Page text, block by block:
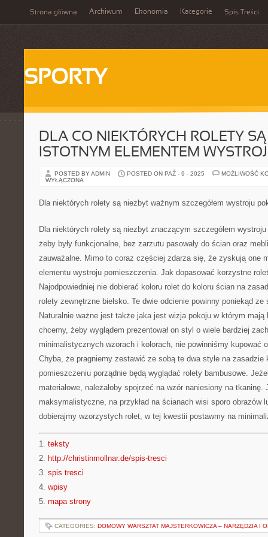
Strona główna Archiwum Ekonomia Kategorie Spis Treści
SPORTY
DLA CO NIEKTÓRYCH ROLETY
ISTOTNYM ELEMENTEM
POSTED BY ADMIN POSTED ON PAŹ - 9 - 2025
MOŻLIWOŚĆ
WYŁĄCZONA
Dla niektórych rolety są niezbyt ważnym szczegółem wystroju
Dla niektórych rolety są niezbyt znaczącym szczegółem
żeby były funkcjonalne, bez zarzutu pasowały do ścian oraz
zauważalne. Mimo to coraz częściej zdarza się, że zyskują one
elementu wystroju pomieszczenia. Jak dopasować korzystne
Najodpowiedniej nie dobierać koloru rolet do koloru ścian na
rolety zewnętrzne bielsko. Te dwie odcienie powinny poniekąd ze
Naturalnie ważne jest także jaka jest wizja pokoju w którym
chcemy, żeby wyglądem prezentował on styl o wiele bardziej
minimalistycznych wzorach i kolorach, nie powinniśmy kupować
Chyba, że pragniemy zestawić ze sobą te dwa style na zasadzie
pomieszczeniu porządnie będą wyglądać rolety bambusowe.
materiałowe, należałoby spojrzeć na wzór naniesiony na
maksymalistyczne, na przykład na ścianach wisi sporo obrazów
dobierajmy wzorzystych rolet, w tej kwestii postawmy na
1. teksty
2. http://christinmollnar.de/spis-tresci
3. spis tresci
4. wpisy
5. mapa strony
CATEGORIES: DOMOWY WARSZTAT MAJSTERKOWICZA – NARZĘDZIA I